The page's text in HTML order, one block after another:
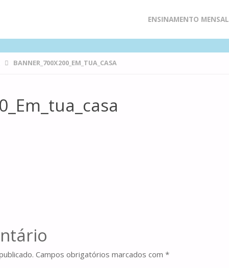
to
ENSINAMENTO MENSAL
BANNER_700X200_EM_TUA_CASA
Campos obrigatórios marcados com *